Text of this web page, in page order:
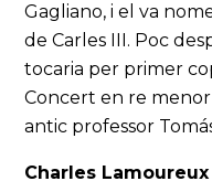
Gagliano, i el va
de Carles III. Poc
tocaria per primer
Concert en re
antic professor
Charles Lamoureux